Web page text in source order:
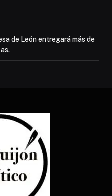
de León entregará más de